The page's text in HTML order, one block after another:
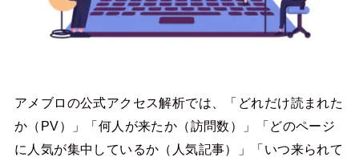
アメブロの公式アクセス解析では、「どれだけ読まれた
か（PV）」「何人が来たか（訪問数）」「どのページ
に人気が集中しているか（人気記事）」「いつ来られて